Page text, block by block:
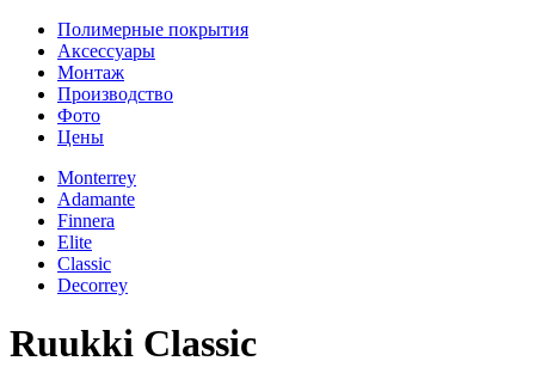
Полимерные покрытия
Аксессуары
Монтаж
Производство
Фото
Цены
Monterrey
Adamante
Finnera
Elite
Classic
Decorrey
Ruukki Classic